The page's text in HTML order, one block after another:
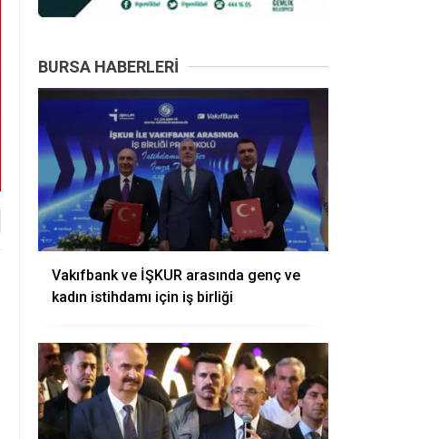
BURSA HABERLERI
Vakıfbank ve İŞKUR arasında genç ve
kadın istihdamı için iş birliği